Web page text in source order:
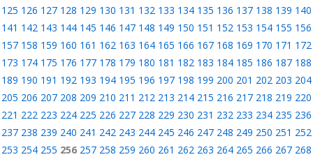
125 126 127 128 129 130 131 132 133 134 135 136 137 138 139 140
141 142 143 144 145 146 147 148 149 150 151 152 153 154 155 156
157 158 159 160 161 162 163 164 165 166 167 168 169 170 171 172
173 174 175 176 177 178 179 180 181 182 183 184 185 186 187 188
189 190 191 192 193 194 195 196 197 198 199 200 201 202 203 204
205 206 207 208 209 210 211 212 213 214 215 216 217 218 219 220
221 222 223 224 225 226 227 228 229 230 231 232 233 234 235 236
237 238 239 240 241 242 243 244 245 246 247 248 249 250 251 252
253 254 255 256 257 258 259 260 261 262 263 264 265 266 267 268